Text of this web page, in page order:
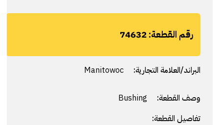
رقم القطعة:74632
البراند/العلامة التجارية: Manitowoc
وصف القطعة:
تفاصيل القطعة: